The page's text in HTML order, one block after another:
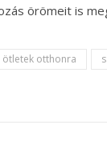
örömeit is
ötletek otthonra